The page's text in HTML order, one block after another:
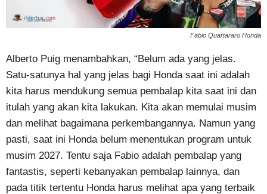
Fabio Quartararo Honda
Alberto Puig menambahkan, “Belum ada yang jelas.
Satu-satunya hal yang jelas bagi Honda saat ini adalah
kita harus mendukung semua pembalap kita saat ini dan
itulah yang akan kita lakukan. Kita akan memulai musim
dan melihat bagaimana perkembangannya. Namun yang
pasti, saat ini Honda belum menentukan program untuk
musim 2027. Tentu saja Fabio adalah pembalap yang
fantastis, seperti kebanyakan pembalap lainnya, dan
pada titik tertentu Honda harus melihat apa yang terbaik